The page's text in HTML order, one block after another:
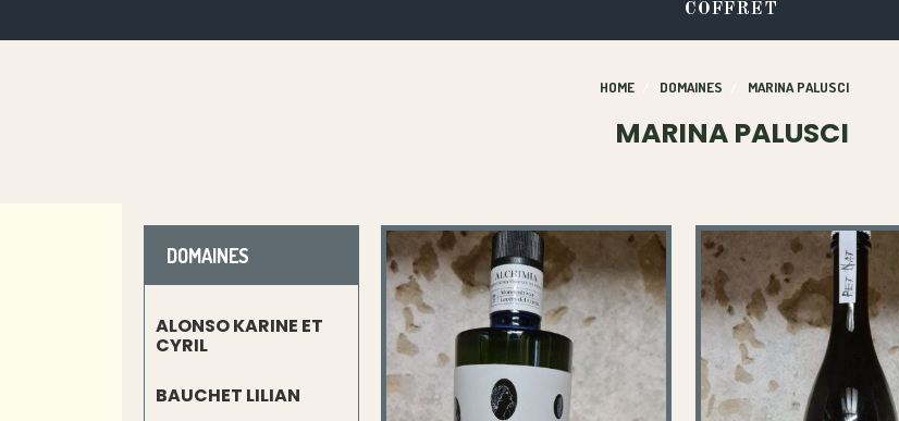
COFFRET
DOMAINES
ALONSO KARINE ET
CYRIL
BAUCHET LILIAN
HOME DOMAINES MARINA PALUSCI
MARINA PALUSCI